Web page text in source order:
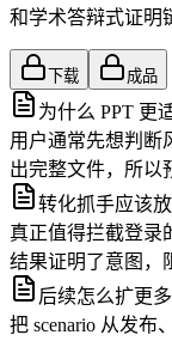
和学术答辩式证明
下载 成品
为什么 PPT 更
用户通常先想判断
出完整文件，所以
转化抓手应该
真正值得拦截登录
结果证明了意图，
后续怎么扩更
把 scenario 从发布